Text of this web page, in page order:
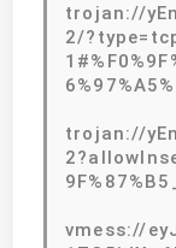
trojan://
2/
trojan://
vmess://